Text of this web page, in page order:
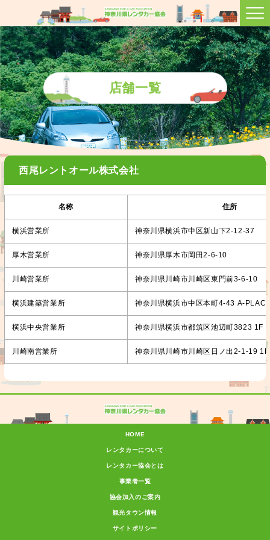
店舗一覧
西尾レントオール株式会社
名称 住所
横浜営業所 神奈川県横浜市中区新山下2-12-37
厚木営業所 神奈川県厚木市岡田2-6-10
川崎営業所 神奈川県川崎市川崎区東門前3-6-10
横浜建築営業所 神奈川県横浜市中区本町4-43 A-
横浜中央営業所 神奈川県横浜市都筑区池辺町3823 1F
川崎南営業所 神奈川県川崎市川崎区日ノ出2-1-19 1F
HOME
レンタカーについて
レンタカー協会とは
事業者一覧
協会加入のご案内
観光タウン情報
サイトポリシー